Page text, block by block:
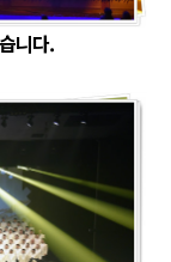
니다.